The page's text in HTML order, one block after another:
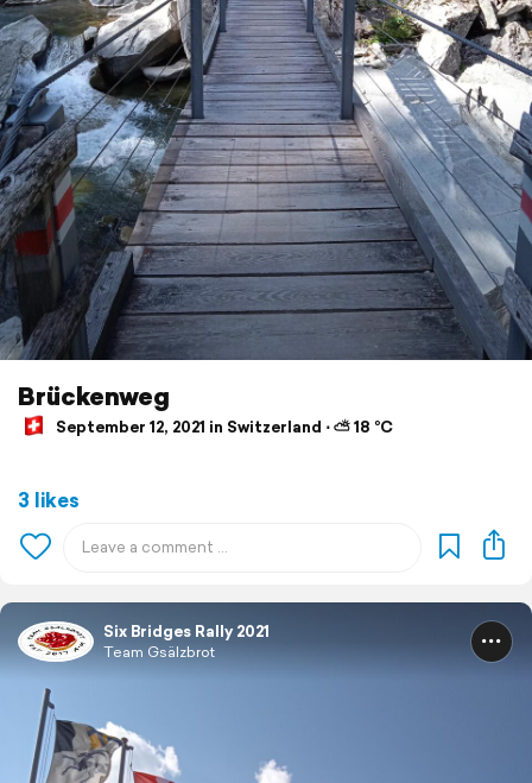
Brückenweg
September 12, 2021 in Switzerland ⋅ ⛅ 18 °C
3 likes
Six Bridges Rally 2021
Team Gsälzbrot